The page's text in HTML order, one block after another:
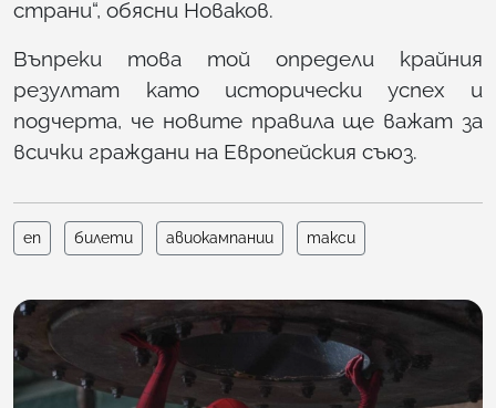
страни“, обясни Новаков.
Въпреки това той определи крайния
резултат като исторически успех и
подчерта, че новите правила ще важат за
всички граждани на Европейския съюз.
еп билети авиокампании такси